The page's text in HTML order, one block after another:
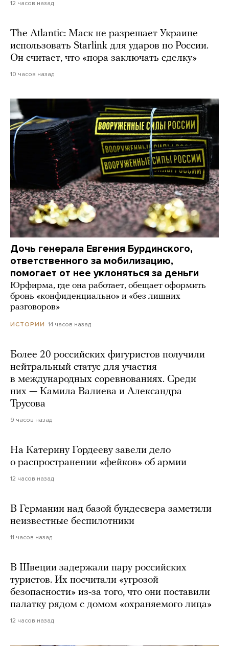
12 часов назад
The Atlantic: Маск не разрешает Украине
использовать Starlink для ударов по России.
Он считает, что «пора заключать сделку»
10 часов назад
Дочь генерала Евгения Бурдинского,
ответственного за мобилизацию,
помогает от нее уклоняться за деньги
Юрфирма, где она работает, обещает оформить
бронь «конфиденциально» и «без лишних
разговоров»
ИСТОРИИ 14 часов назад
Более 20 российских фигуристов получили
нейтральный статус для участия
в международных соревнованиях. Среди
них — Камила Валиева и Александра
Трусова
9 часов назад
На Катерину Гордееву завели дело
о распространении «фейков» об армии
12 часов назад
В Германии над базой бундесвера заметили
неизвестные беспилотники
11 часов назад
В Швеции задержали пару российских
туристов. Их посчитали «угрозой
безопасности» из-за того, что они поставили
палатку рядом с домом «охраняемого лица»
12 часов назад